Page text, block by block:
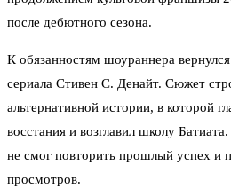
после дебютного сезона.
К обязанностям шоураннера вернулся
сериала Стивен С. Денайт. Сюжет
альтернативной истории, в которой
восстания и возглавил школу
не смог повторить прошлый успех и
просмотров.